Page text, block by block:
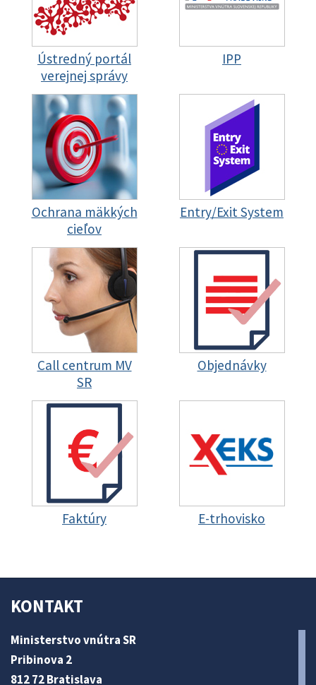
Ústredný portál
verejnej správy
IPP
Ochrana mäkkých
cieľov
Entry/Exit System
Call centrum MV
SR
Objednávky
Faktúry E-trhovisko
KONTAKT
Ministerstvo vnútra SR
Pribinova 2
812 72 Bratislava